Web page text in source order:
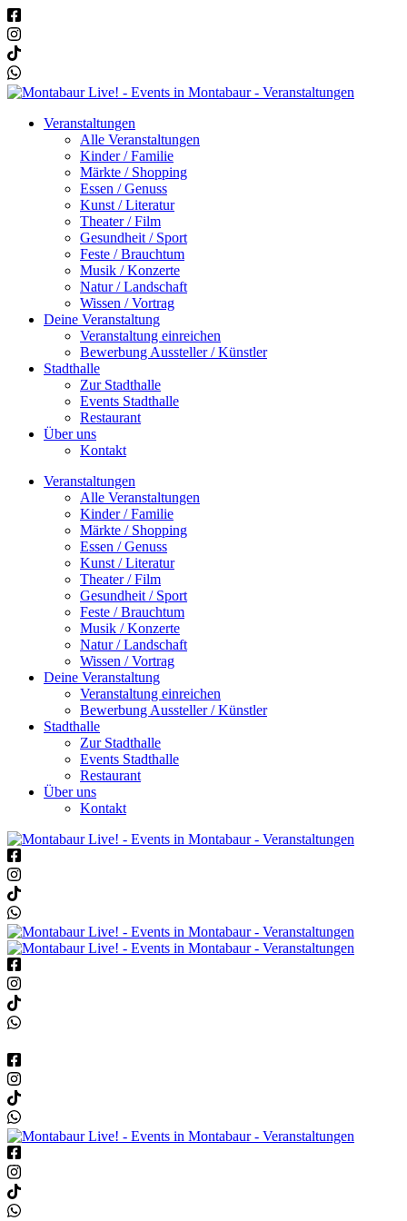
Veranstaltungen
Alle Veranstaltungen
Kinder / Familie
Märkte / Shopping
Essen / Genuss
Kunst / Literatur
Theater / Film
Gesundheit / Sport
Feste / Brauchtum
Musik / Konzerte
Natur / Landschaft
Wissen / Vortrag
Deine Veranstaltung
Veranstaltung einreichen
Bewerbung Aussteller / Künstler
Stadthalle
Zur Stadthalle
Events Stadthalle
Restaurant
Über uns
Kontakt
Veranstaltungen
Alle Veranstaltungen
Kinder / Familie
Märkte / Shopping
Essen / Genuss
Kunst / Literatur
Theater / Film
Gesundheit / Sport
Feste / Brauchtum
Musik / Konzerte
Natur / Landschaft
Wissen / Vortrag
Deine Veranstaltung
Veranstaltung einreichen
Bewerbung Aussteller / Künstler
Stadthalle
Zur Stadthalle
Events Stadthalle
Restaurant
Über uns
Kontakt